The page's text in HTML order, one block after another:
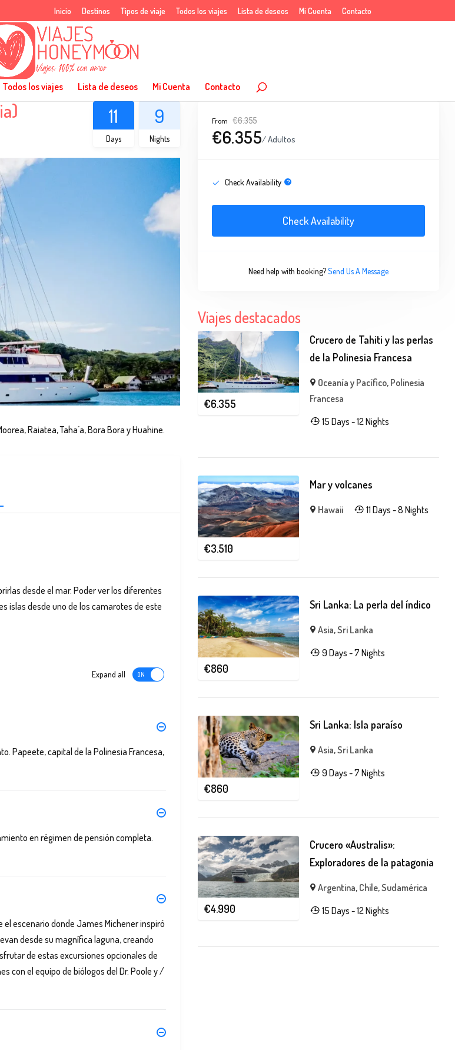
Inicio Destinos Tipos de viaje Todos los viajes Lista de deseos Mi Cuenta Contacto
Todos los viajes Lista de deseos Mi Cuenta Contacto
11
Days
9
Nights
Raiatea, Taha´a, Bora Bora y Huahine.
desde el mar. Poder ver los diferentes
islas desde uno de los camarotes de este
Expand all
Papeete, capital de la Polinesia Francesa,
en régimen de pensión completa.
escenario donde James Michener inspiró
desde su magnífica laguna, creando
de estas excursiones opcionales de
con el equipo de biólogos del Dr. Poole y /
From €6.355
€6.355/ Adultos
Check Availability
Check Availability
Need help with booking?Send Us A Message
Viajes destacados
€6.355
Crucero de Tahiti y las perlas
de la Polinesia Francesa
Oceanía y Pacífico, Polinesia
Francesa
15 Days - 12 Nights
€3.510
Mar y volcanes
Hawaii 11 Days - 8 Nights
€860
Sri Lanka: La perla del índico
Asia,Sri Lanka
9 Days - 7 Nights
€860
Sri Lanka: Isla paraíso
Asia,Sri Lanka
9 Days - 7 Nights
€4.990
Crucero «Australis»:
Exploradores de la patagonia
Argentina, Chile,Sudamérica
15 Days - 12 Nights